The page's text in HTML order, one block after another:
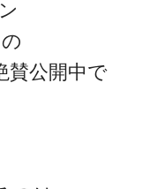
賛公開中で